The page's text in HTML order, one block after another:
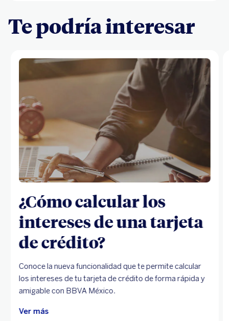
Te podría interesar
¿Cómo calcular los
intereses de una tarjeta
de crédito?
Conoce la nueva funcionalidad que te permite calcular
los intereses de tu tarjeta de crédito de forma rápida y
amigable con BBVA México.
Ver más